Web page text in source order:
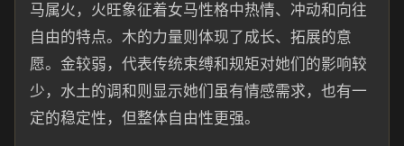
马属火，火旺象征着女马性格中热情、冲动和向往
自由的特点。木的力量则体现了成长、拓展的意
愿。金较弱，代表传统束缚和规矩对她们的影响较
少，水土的调和则显示她们虽有情感需求，也有一
定的稳定性，但整体自由性更强。